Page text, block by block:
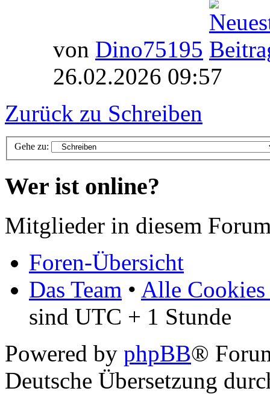
von Dino75195
26.02.2026 09:57
Zurück zu Schreiben
Gehe zu:
Wer ist online?
Mitglieder in diesem
Foren-Übersicht
Das Team • Alle Cookies
sind UTC + 1 Stunde
Powered by phpBB®
Deutsche Übersetzung